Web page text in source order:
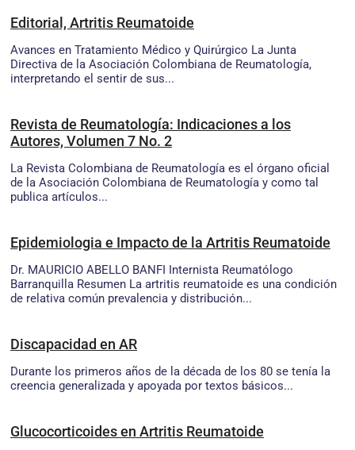
Editorial, Artritis Reumatoide
Avances en Tratamiento Médico y Quirúrgico La Junta
Directiva de la Asociación Colombiana de Reumatología,
interpretando el sentir de sus...
Revista de Reumatología: Indicaciones a los
Autores, Volumen 7 No. 2
La Revista Colombiana de Reumatología es el órgano oficial
de la Asociación Colombiana de Reumatología y como tal
publica artículos...
Epidemiologia e Impacto de la Artritis Reumatoide
Dr. MAURICIO ABELLO BANFI Internista Reumatólogo
Barranquilla Resumen La artritis reumatoide es una condición
de relativa común prevalencia y distribución...
Discapacidad en AR
Durante los primeros años de la década de los 80 se tenía la
creencia generalizada y apoyada por textos básicos...
Glucocorticoides en Artritis Reumatoide